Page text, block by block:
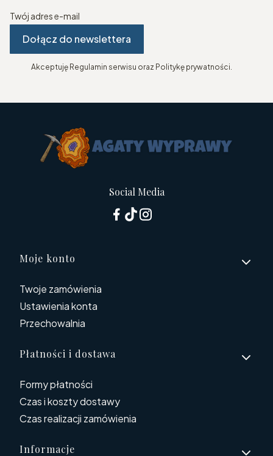
Twój adres e-mail
Dołącz do newslettera
Akceptuję Regulamin serwisu oraz Politykę prywatności.
Social Media
Linki w stopce
Moje konto
Twoje zamówienia
Ustawienia konta
Przechowalnia
Płatności i dostawa
Formy płatności
Czas i koszty dostawy
Czas realizacji zamówienia
Informacje